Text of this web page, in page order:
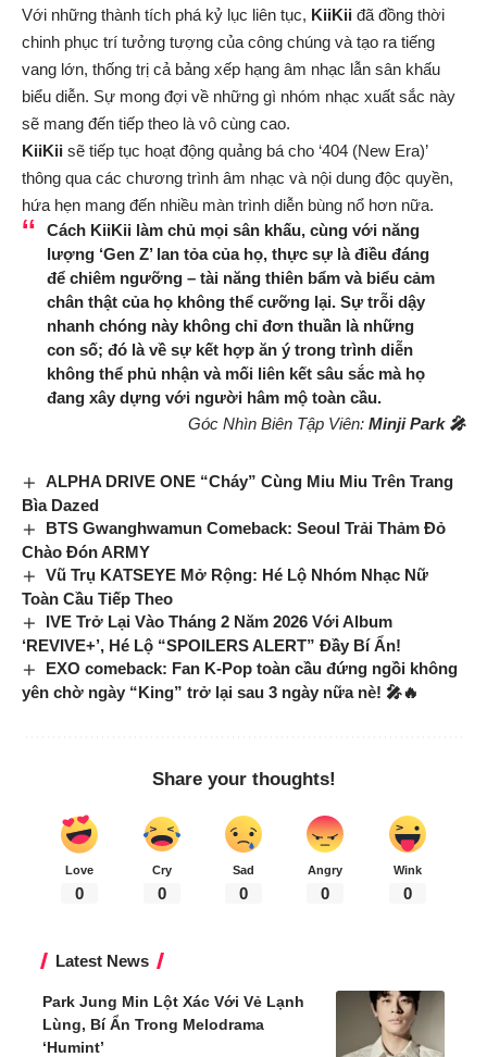
Với những thành tích phá kỷ lục liên tục, KiiKii đã đồng thời
chinh phục trí tưởng tượng của công chúng và tạo ra tiếng
vang lớn, thống trị cả bảng xếp hạng âm nhạc lẫn sân khấu
biểu diễn. Sự mong đợi về những gì nhóm nhạc xuất sắc này
sẽ mang đến tiếp theo là vô cùng cao.
KiiKii sẽ tiếp tục hoạt động quảng bá cho ‘404 (New Era)’
thông qua các chương trình âm nhạc và nội dung độc quyền,
hứa hẹn mang đến nhiều màn trình diễn bùng nổ hơn nữa.
Cách KiiKiilàm chủ mọi sân khấu, cùng với năng
lượng ‘Gen Z’ lan tỏa của họ, thực sự là điều đáng
để chiêm ngưỡng – tài năng thiên bẩm và biểu cảm
chân thật của họ không thể cưỡng lại. Sự trỗi dậy
nhanh chóng này không chỉ đơn thuần là những
con số; đó là về sự kết hợp ăn ý trong trình diễn
không thể phủ nhận và mối liên kết sâu sắc mà họ
đang xây dựng với người hâm mộ toàn cầu.
Góc Nhìn Biên Tập Viên: Minji Park 🎤
ALPHA DRIVE ONE “Cháy” Cùng Miu Miu Trên Trang
Bìa Dazed
BTS Gwanghwamun Comeback: Seoul Trải Thảm Đỏ
Chào Đón ARMY
Vũ Trụ KATSEYE Mở Rộng: Hé Lộ Nhóm Nhạc Nữ
Toàn Cầu Tiếp Theo
IVE Trở Lại Vào Tháng 2 Năm 2026 Với Album
‘REVIVE+’, Hé Lộ “SPOILERS ALERT” Đầy Bí Ẩn!
EXO comeback: Fan K-Pop toàn cầu đứng ngồi không
yên chờ ngày “King” trở lại sau 3 ngày nữa nè! 🎤🔥
Share your thoughts!
Love
0
Cry
0
Sad
0
Angry
0
Wink
0
Latest News
Park Jung Min Lột Xác Với Vẻ Lạnh
Lùng, Bí Ẩn Trong Melodrama
‘Humint’